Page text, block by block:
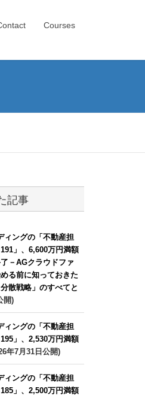
Courses
記事
ィングの「不動産担
」、6,600万円満額
－AGクラウドファ
る前に知っておきた
散戦略」のすべてと
開)
ィングの「不動産担
」、2,530万円満額
年7月31日公開)
ィングの「不動産担
」、2,500万円満額